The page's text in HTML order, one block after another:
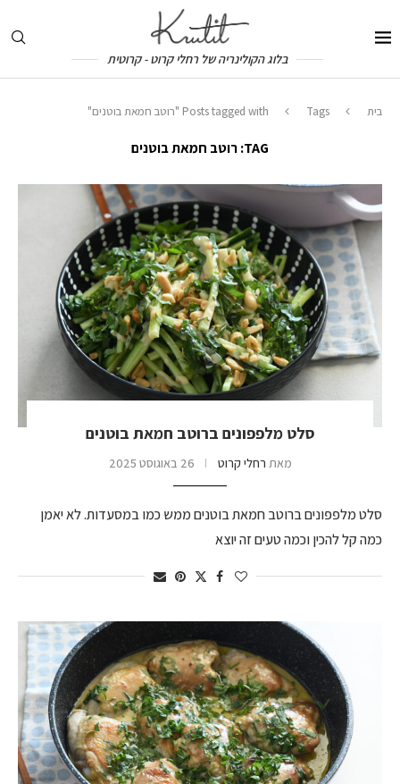
בלוג הקולינריה של רחלי קרוט - קרוטית
בית Tags Posts tagged with "רוטב חמאת בוטנים"
TAG: רוטב חמאת בוטנים
סלט מלפפונים ברוטב חמאת בוטנים
מאת רחלי קרוט 26 באוגוסט 2025
סלט מלפפונים ברוטב חמאת בוטנים ממש כמו במסעדות. לא יאמן
כמה קל להכין וכמה טעים זה יוצא